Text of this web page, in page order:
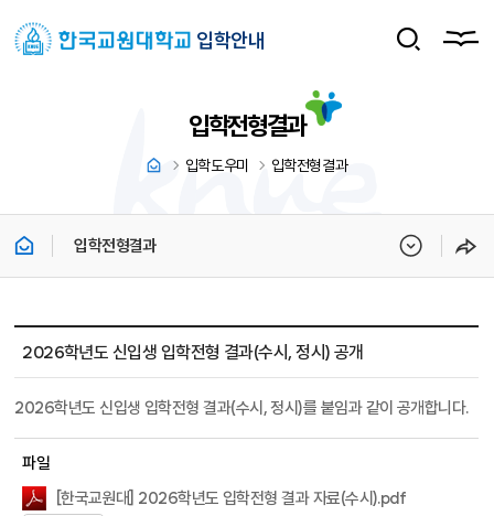
입학안내
입학전형결과
입학도우미 입학전형결과
입학전형결과
2026학년도 신입생 입학전형 결과(수시, 정시) 공개
2026학년도 신입생 입학전형 결과(수시, 정시)를 붙임과 같이 공개합니다.
파일
[한국교원대] 2026학년도 입학전형 결과 자료(수시).pdf